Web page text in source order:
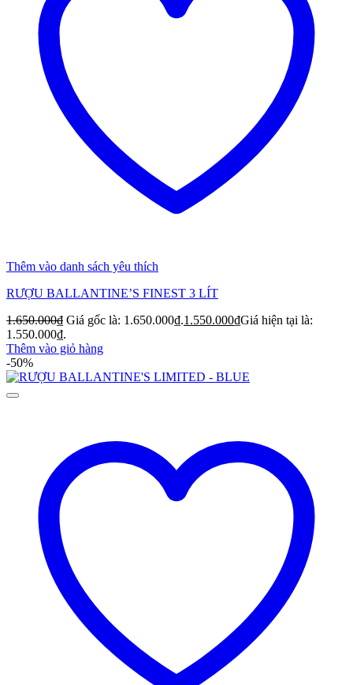
Thêm vào danh sách yêu thích
RƯỢU BALLANTINE’S FINEST 3 LÍT
1.650.000₫ Giá gốc là: 1.650.000₫.1.550.000₫Giá hiện tại là:
1.550.000₫.
Thêm vào giỏ hàng
-50%